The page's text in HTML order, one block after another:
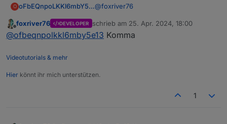
O oFbEQnpoLKKl6mbY5e13@foxriver76
Wie ist die Syntax für mehrere SSIDs?
Leerzeichen, Semikolon oder was?
Offline
foxriver76 DEVELOPER schrieb am 25. Apr. 2024, 18:00
zuletzt editiert von
@ofbeqnpolkkl6mby5e13 Komma
Videotutorials & mehr
Hier könnt ihr mich unterstützen.
1